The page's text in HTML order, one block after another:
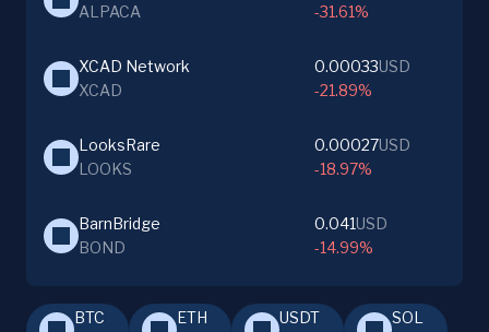
ALPACA
-31.61%
XCAD Network
XCAD
0.00033USD
-21.89%
LooksRare
LOOKS
0.00027USD
-18.97%
BarnBridge
BOND
0.041USD
-14.99%
BTC
ETH
USDT
SOL